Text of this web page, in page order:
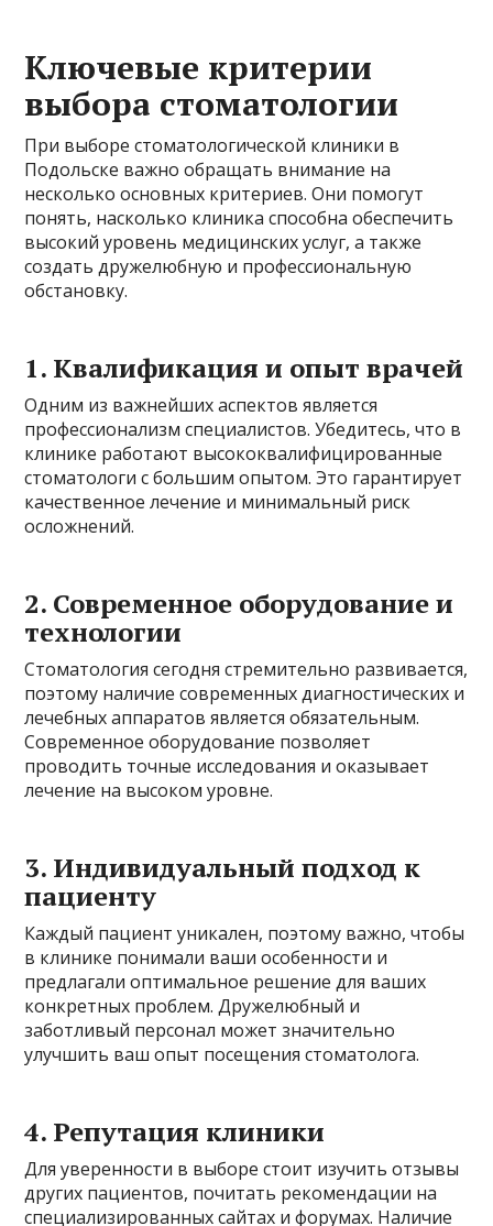
Ключевые критерии
выбора стоматологии
При выборе стоматологической клиники в
Подольске важно обращать внимание на
несколько основных критериев. Они помогут
понять, насколько клиника способна обеспечить
высокий уровень медицинских услуг, а также
создать дружелюбную и профессиональную
обстановку.
1. Квалификация и опыт врачей
Одним из важнейших аспектов является
профессионализм специалистов. Убедитесь, что в
клинике работают высококвалифицированные
стоматологи с большим опытом. Это гарантирует
качественное лечение и минимальный риск
осложнений.
2. Современное оборудование и
технологии
Стоматология сегодня стремительно развивается,
поэтому наличие современных диагностических и
лечебных аппаратов является обязательным.
Современное оборудование позволяет
проводить точные исследования и оказывает
лечение на высоком уровне.
3. Индивидуальный подход к
пациенту
Каждый пациент уникален, поэтому важно, чтобы
в клинике понимали ваши особенности и
предлагали оптимальное решение для ваших
конкретных проблем. Дружелюбный и
заботливый персонал может значительно
улучшить ваш опыт посещения стоматолога.
4. Репутация клиники
Для уверенности в выборе стоит изучить отзывы
других пациентов, почитать рекомендации на
специализированных сайтах и форумах. Наличие